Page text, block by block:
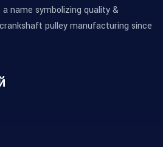
name symbolizing quality &
pulley manufacturing since